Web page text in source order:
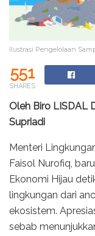
Ilustrasi Pengelolaan
551
SHARES
Oleh Biro LISDAL
Supriadi
Menteri
Faisol Nurofiq,
Ekonomi Hijau
lingkungan dari
ekosistem.
sebab